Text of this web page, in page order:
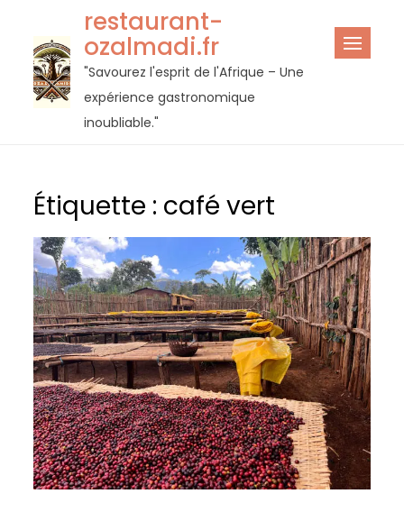
contenu
restaurant-
ozalmadi.fr
"Savourez l'esprit de l'Afrique – Une
expérience gastronomique
inoubliable."
Étiquette : café vert